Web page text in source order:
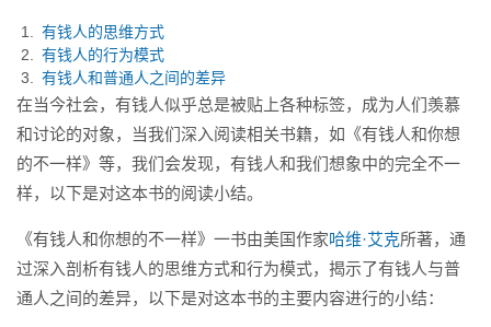
有钱人的思维方式
有钱人的行为模式
有钱人和普通人之间的差异
在当今社会，有钱人似乎总是被贴上各种标签，成为人们羡慕
和讨论的对象，当我们深入阅读相关书籍，如《有钱人和你想
的不一样》等，我们会发现，有钱人和我们想象中的完全不一
样，以下是对这本书的阅读小结。
《有钱人和你想的不一样》一书由美国作家哈维·艾克所著，通
过深入剖析有钱人的思维方式和行为模式，揭示了有钱人与普
通人之间的差异，以下是对这本书的主要内容进行的小结：